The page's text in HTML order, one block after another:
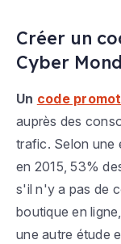
Créer un
Cyber
Un code
auprès des
trafic. Selon une
en 2015, 53%
s'il n'y a pas de
boutique en
une autre étude